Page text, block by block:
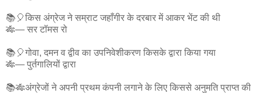
📚🎈किस अंग्रेज ने सम्राट जहाँगीर के दरबार में आकर भेंट की थी
🎋— सर टॉमस रो
📚🎈गोवा, दमन व द्वीव का उपनिवेशीकरण किसके द्वारा किया गया
🎋— पुर्तगालियों द्वारा
📚🎋अंग्रेजों ने अपनी प्रथम कंपनी लगाने के लिए किससे अनुमति प्राप्त की